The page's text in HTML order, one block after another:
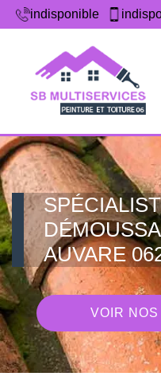
indisponible
AUVARE
VOIR